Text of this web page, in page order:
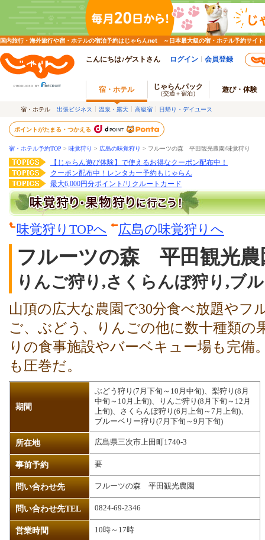
国内旅行・海外旅行や宿・ホテルの宿泊予約はじゃらんnet ～日本最大級の宿・ホテル予約サイト
こんにちは♪ゲストさん ログイン 会員登録
宿・ホテル じゃらんパック
（交通＋宿泊） 遊び・体験
宿・ホテル 出張ビジネス 温泉・露天 高級宿 日帰り・デイユース
ポイントがたまる・つかえる
宿・ホテル予約TOP > 味覚狩り > 広島の味覚狩り > フルーツの森 平田観光農園/味覚狩り
【じゃらん遊び体験】で使えるお得なクーポン配布中！
クーポン配布中！レンタカー予約もじゃらん
最大6,000円分ポイント/リクルートカード
味覚狩りTOPへ 広島の味覚狩りへ
フルーツの森 平田観光農
りんご狩り,さくらんぼ狩り,ブ
山頂の広大な農園で30分食べ放題やフ
ご、ぶどう、りんごの他に数十種類の
りの食事施設やバーベキュー場も完備
も圧巻だ。
期間
ぶどう狩り(7月下旬～10月中旬)、梨狩り(8月
中旬～10月上旬)、りんご狩り(8月下旬～12月
上旬)、さくらんぼ狩り(6月上旬～7月上旬)、
ブルーベリー狩り(7月下旬～9月下旬)
所在地 広島県三次市上田町1740-3
事前予約 要
問い合わせ先 フルーツの森 平田観光農園
問い合わせ先TEL 0824-69-2346
営業時間 10時～17時